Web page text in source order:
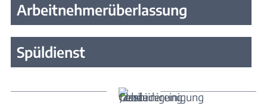
Arbeitnehmerüberlassung
Spüldienst